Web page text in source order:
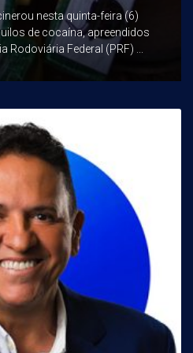
nesta quinta-feira (6)
de cocaína, apreendidos
Rodoviária Federal (PRF) ...